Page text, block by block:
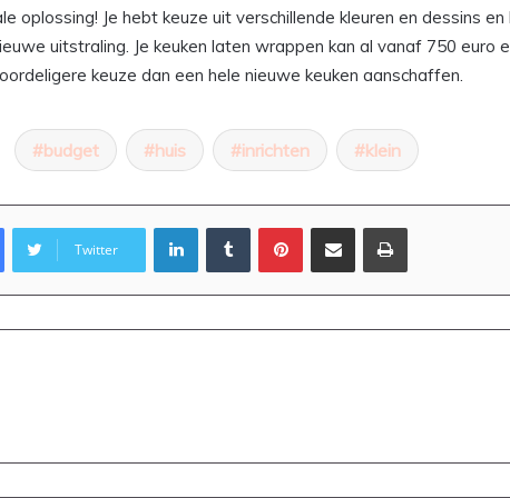
oplossing! Je hebt keuze uit verschillende kleuren en dessins
uitstraling. Je keuken laten wrappen kan al vanaf 750 euro
keuze dan een hele nieuwe keuken aanschaffen.
budget huis inrichten klein
Twitter
LinkedInTumblr PinterestDeel via Email Print
maken: zo zet je elke
maaltijd op tafel
Een
stijlvol
bewaar
de
balans
Een stijlvol en
zo bewaar je de balans